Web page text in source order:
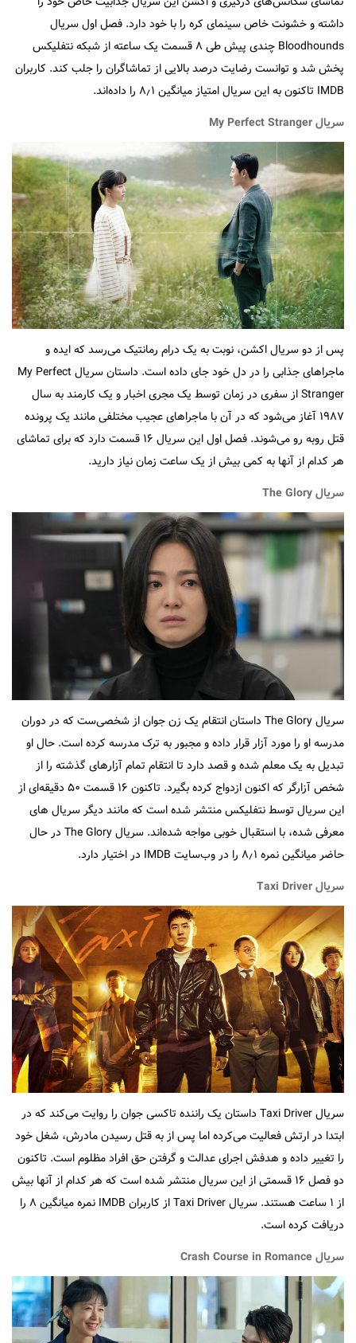
داشته و خشونت خاص سینمای کره را با خود دارد. فصل اول سریال
Bloodhounds چندی پیش طی ۸ قسمت یک ساعته از شبکه نتفلیکس
پخش شد و توانست رضایت درصد بالایی از تماشاگران را جلب کند. کاربران
IMDB تاکنون به این سریال امتیاز میانگین ۸٫۱ را داده‌اند.
سریال My Perfect Stranger
پس از دو سریال اکشن، نوبت به یک درام رمانتیک می‌رسد که ایده و
ماجراهای جذابی را در دل خود جای داده است. داستان سریال My Perfect
Stranger از سفری در زمان توسط یک مجری اخبار و یک کارمند به سال
۱۹۸۷ آغاز می‌شود که در آن با ماجراهای عجیب مختلفی مانند یک پرونده
قتل روبه رو می‌شوند. فصل اول این سریال ۱۶ قسمت دارد که برای تماشای
هر کدام از آنها به کمی بیش از یک ساعت زمان نیاز دارید.
سریال The Glory
سریال The Glory داستان انتقام یک زن جوان از شخصی‌ست که در دوران
مدرسه او را مورد آزار قرار داده و مجبور به ترک مدرسه کرده است. حال او
تبدیل به یک معلم شده و قصد دارد تا انتقام تمام آزارهای گذشته را از
شخص آزارگر که اکنون ازدواج کرده بگیرد. تاکنون ۱۶ قسمت ۵۰ دقیقه‌ای از
این سریال توسط نتفلیکس منتشر شده است که مانند دیگر سریال های
معرفی شده، با استقبال خوبی مواجه شده‌اند. سریال The Glory در حال
حاضر میانگین نمره ۸٫۱ را در وب‌سایت IMDB در اختیار دارد.
سریال Taxi Driver
سریال Taxi Driver داستان یک راننده تاکسی جوان را روایت می‌کند که در
ابتدا در ارتش فعالیت می‌کرده اما پس از به قتل رسیدن مادرش، شغل خود
را تغییر داده و هدفش اجرای عدالت و گرفتن حق افراد مظلوم است. تاکنون
دو فصل ۱۶ قسمتی از این سریال منتشر شده است که هر کدام از آنها بیش
از ۱ ساعت هستند. سریال Taxi Driver از کاربران IMDB نمره میانگین ۸ را
دریافت کرده است.
سریال Crash Course in Romance